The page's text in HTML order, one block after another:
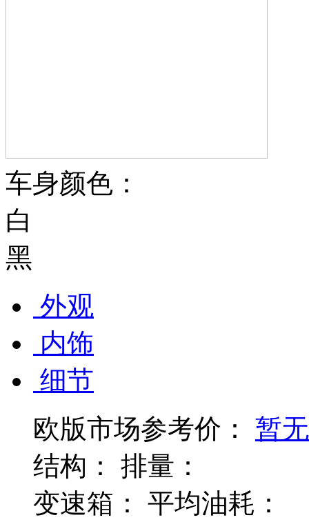
车身颜色：
白
黑
外观
内饰
细节
欧版市场参考价：
暂
结构：
排量：
变速箱：
平均油耗：